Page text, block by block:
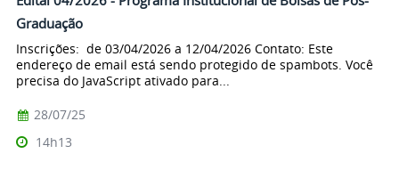
Graduação
Inscrições: de 03/04/2026 a 12/04/2026 Contato: Este
endereço de email está sendo protegido de spambots. Você
precisa do JavaScript ativado para...
28/07/25
14h13